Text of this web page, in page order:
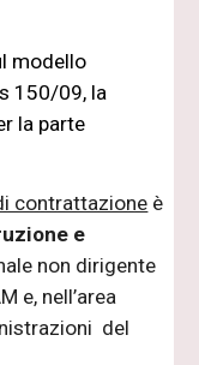
modello
150/09, la
la parte
contrattazione è
e
non dirigente
e, nell’area
del